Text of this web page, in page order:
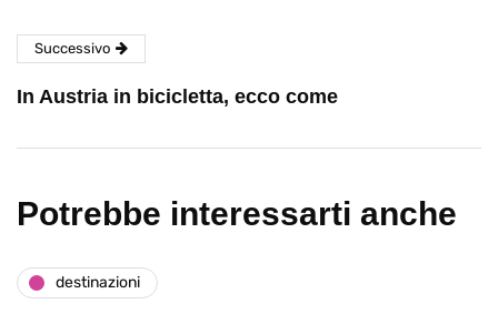
Successivo
In Austria in bicicletta, ecco come
Potrebbe interessarti anche
destinazioni